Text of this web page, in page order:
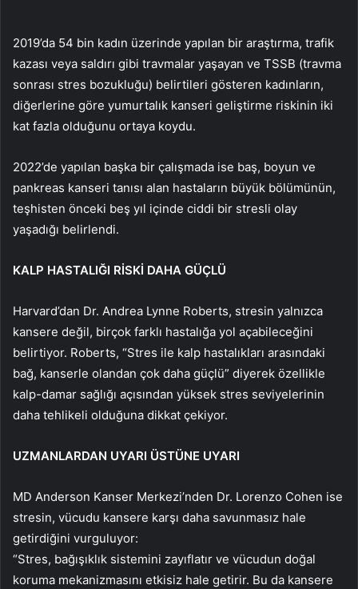
2019’da 54 bin kadın üzerinde yapılan bir araştırma, trafik
kazası veya saldırı gibi travmalar yaşayan ve TSSB (travma
sonrası stres bozukluğu) belirtileri gösteren kadınların,
diğerlerine göre yumurtalık kanseri geliştirme riskinin iki
kat fazla olduğunu ortaya koydu.
2022’de yapılan başka bir çalışmada ise baş, boyun ve
pankreas kanseri tanısı alan hastaların büyük bölümünün,
teşhisten önceki beş yıl içinde ciddi bir stresli olay
yaşadığı belirlendi.
KALP HASTALIĞI RİSKİ DAHA GÜÇLÜ
Harvard’dan Dr. Andrea Lynne Roberts, stresin yalnızca
kansere değil, birçok farklı hastalığa yol açabileceğini
belirtiyor. Roberts, “Stres ile kalp hastalıkları arasındaki
bağ, kanserle olandan çok daha güçlü” diyerek özellikle
kalp-damar sağlığı açısından yüksek stres seviyelerinin
daha tehlikeli olduğuna dikkat çekiyor.
UZMANLARDAN UYARI ÜSTÜNE UYARI
MD Anderson Kanser Merkezi’nden Dr. Lorenzo Cohen ise
stresin, vücudu kansere karşı daha savunmasız hale
getirdiğini vurguluyor:
“Stres, bağışıklık sistemini zayıflatır ve vücudun doğal
koruma mekanizmasını etkisiz hale getirir. Bu da kansere